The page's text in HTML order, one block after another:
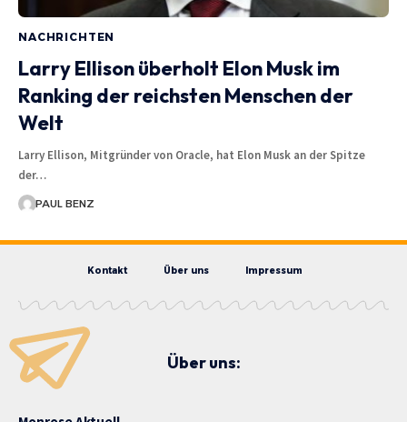
NACHRICHTEN
Larry Ellison überholt Elon Musk im
Ranking der reichsten Menschen der
Welt
Larry Ellison, Mitgründer von Oracle, hat Elon Musk an der Spitze
der…
PAUL BENZ
Kontakt Über uns Impressum
Über uns: